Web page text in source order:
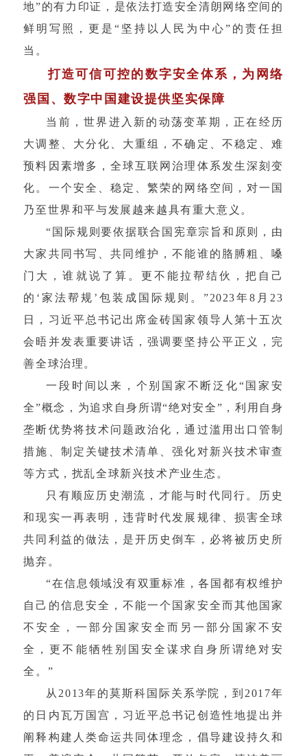
地”的有力印证，是依法打造安全清朗网络空间的
鲜明写照，更是“坚持以人民为中心”的责任担
当。
打造可信可控的数字安全体系，为网络
强国、数字中国建设提供坚实保障
当前，世界进入新的动荡变革期，正在经历
大调整、大分化、大重组，不确定、不稳定、难
预料因素增多，全球互联网治理体系发生深刻变
化。一个安全、稳定、繁荣的网络空间，对一国
乃至世界和平与发展越来越具有重大意义。
“国际规则要依据联合国宪章宗旨和原则，由
大家共同书写、共同维护，不能谁的胳膊粗、嗓
门大，谁就说了算。更不能拉帮结伙，把自己
的‘家法帮规’包装成国际规则。”2023年8月23
日，习近平总书记出席金砖国家领导人第十五次
会晤并发表重要讲话，强调要坚持公平正义，完
善全球治理。
一段时间以来，个别国家不断泛化“国家安
全”概念，为追求自身所谓“绝对安全”，利用自身
垄断优势将技术问题政治化，通过滥用出口管制
措施、制定关键技术清单、强化对新兴技术审查
等方式，扰乱全球新兴技术产业生态。
只有顺应历史潮流，才能与时代同行。历史
和现实一再表明，违背时代发展规律、损害全球
共同利益的做法，是开历史倒车，必将被历史所
抛弃。
“在信息领域没有双重标准，各国都有权维护
自己的信息安全，不能一个国家安全而其他国家
不安全，一部分国家安全而另一部分国家不安
全，更不能牺牲别国安全谋求自身所谓绝对安
全。”
从2013年的莫斯科国际关系学院，到2017年
的日内瓦万国宫，习近平总书记创造性地提出并
阐释构建人类命运共同体理念，倡导建设持久和